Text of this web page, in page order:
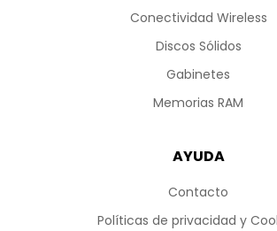
Conectividad Wireless
Discos Sólidos
Gabinetes
Memorias RAM
AYUDA
Contacto
Políticas de privacidad y